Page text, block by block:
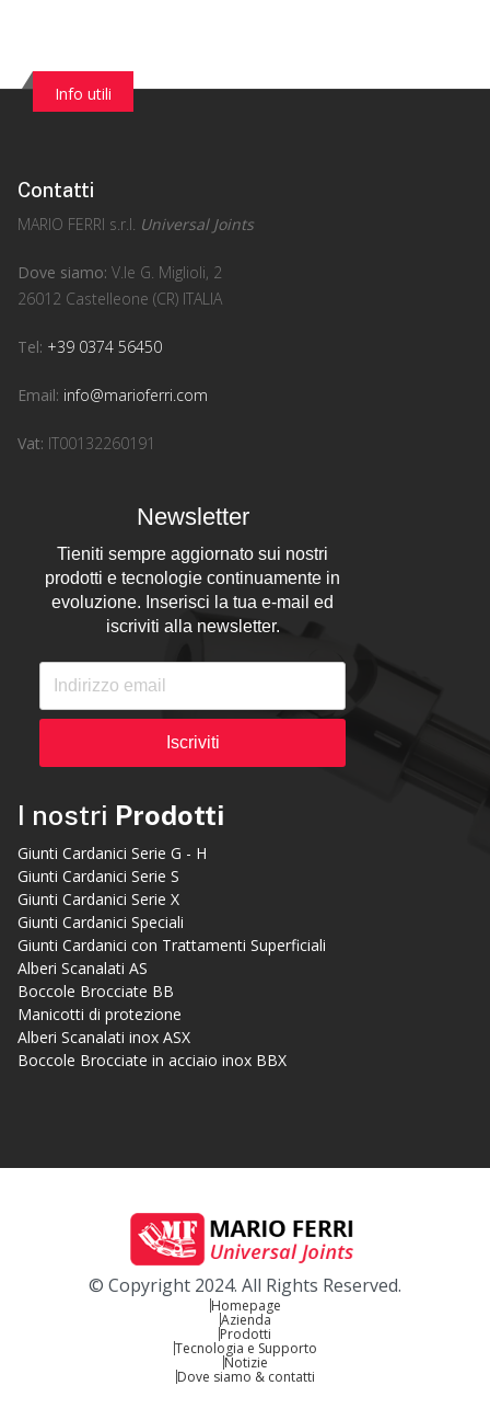
Info utili
Contatti
MARIO FERRI s.r.l. Universal Joints
Dove siamo: V.le G. Miglioli, 2
26012 Castelleone (CR) ITALIA
Tel: +39 0374 56450
Email: info@marioferri.com
Vat: IT00132260191
Newsletter
Tieniti sempre aggiornato sui nostri
prodotti e tecnologie continuamente in
evoluzione. Inserisci la tua e-mail ed
iscriviti alla newsletter.
Iscriviti
I nostri Prodotti
Giunti Cardanici Serie G - H
Giunti Cardanici Serie S
Giunti Cardanici Serie X
Giunti Cardanici Speciali
Giunti Cardanici con Trattamenti Superficiali
Alberi Scanalati AS
Boccole Brocciate BB
Manicotti di protezione
Alberi Scanalati inox ASX
Boccole Brocciate in acciaio inox BBX
© Copyright 2024. All Rights Reserved.
Homepage
Azienda
Prodotti
Tecnologia e Supporto
Notizie
Dove siamo & contatti